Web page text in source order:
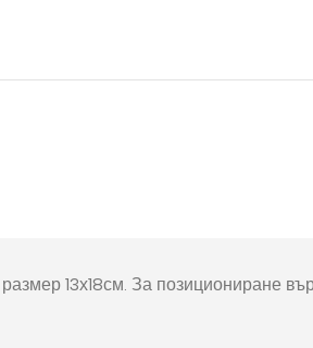
пъзел 12013х18см. За позициониране